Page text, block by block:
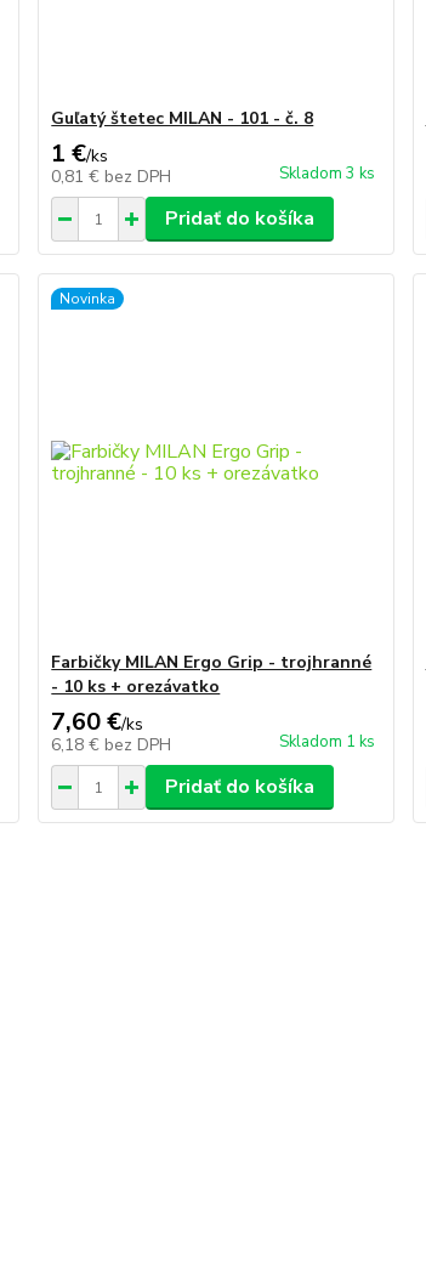
Guľatý štetec MILAN - 101 - č. 8
1 €/ks
0,81 € bez DPH Skladom 3 ks
Pridať do košíka
Novinka
Farbičky MILAN Ergo Grip - trojhranné
- 10 ks + orezávatko
7,60 €/ks
6,18 € bez DPH Skladom 1 ks
Pridať do košíka